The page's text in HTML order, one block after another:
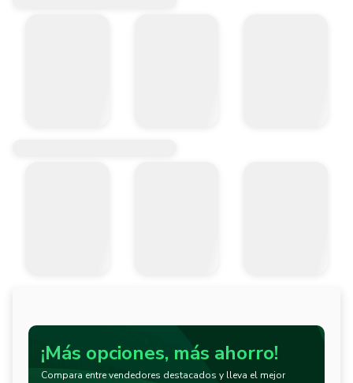
¡Más opciones, más ahorro!
Compara entre vendedores destacados y lleva el mejor